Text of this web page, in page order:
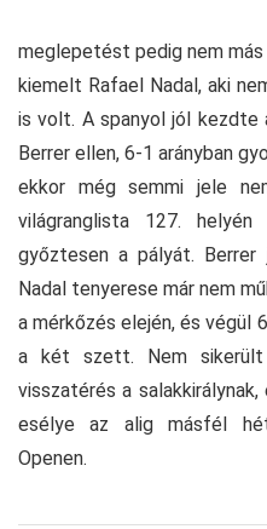
meglepetést pedig nem
kiemelt Rafael Nadal, aki
is volt. A spanyol jól kezdte
Berrer ellen, 6-1 arányban
ekkor még semmi jele
világranglista 127.
győztesen a pályát.
Nadal tenyerese már nem
a mérkőzés elején, és végül
a két szett. Nem
visszatérés a
esélye az alig másfél
Openen.